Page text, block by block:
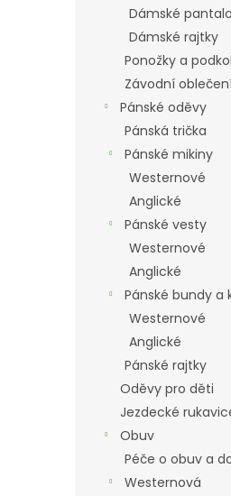
Dámské
Dámské rajtky
Ponožky a
Závodní
Pánské oděvy
Pánská trička
Pánské mikiny
Westernové
Anglické
Pánské vesty
Westernové
Anglické
Pánské bundy a
Westernové
Anglické
Pánské rajtky
Oděvy pro děti
Jezdecké
Obuv
Péče o obuv a
Westernová